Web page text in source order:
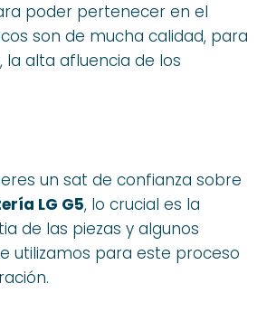
poder pertenecer en el
son de mucha calidad, para
la alta afluencia de los
un sat de confianza sobre
LG G5, lo crucial es la
de las piezas y algunos
utilizamos para este proceso